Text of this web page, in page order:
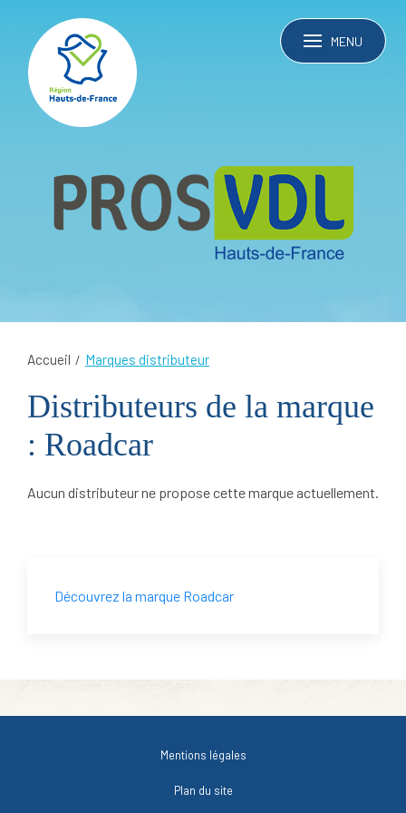
MENU
Accueil Marques distributeur
Distributeurs de la marque
: Roadcar
Aucun distributeur ne propose cette marque actuellement.
Découvrez la marque Roadcar
Mentions légales
Plan du site